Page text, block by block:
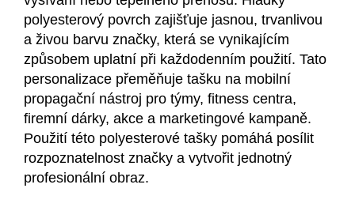
polyesterový povrch zajišťuje jasnou, trvanlivou
a živou barvu značky, která se vynikajícím
způsobem uplatní při každodenním použití. Tato
personalizace přeměňuje tašku na mobilní
propagační nástroj pro týmy, fitness centra,
firemní dárky, akce a marketingové kampaně.
Použití této polyesterové tašky pomáhá posílit
rozpoznatelnost značky a vytvořit jednotný
profesionální obraz.